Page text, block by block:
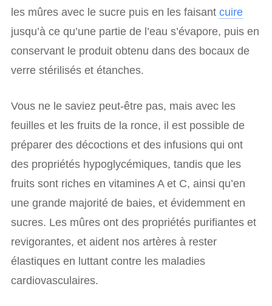
les mûres avec le sucre puis en les faisant cuire
jusqu’à ce qu’une partie de l’eau s’évapore, puis en
conservant le produit obtenu dans des bocaux de
verre stérilisés et étanches.
Vous ne le saviez peut-être pas, mais avec les
feuilles et les fruits de la ronce, il est possible de
préparer des décoctions et des infusions qui ont
des propriétés hypoglycémiques, tandis que les
fruits sont riches en vitamines A et C, ainsi qu’en
une grande majorité de baies, et évidemment en
sucres. Les mûres ont des propriétés purifiantes et
revigorantes, et aident nos artères à rester
élastiques en luttant contre les maladies
cardiovasculaires.